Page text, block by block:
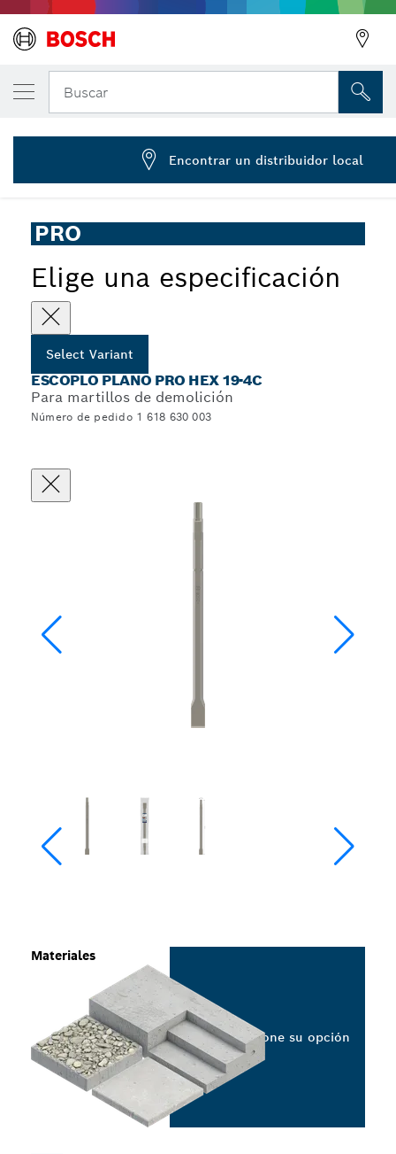
Buscar
... Cincel plano PRO Hex 19-4C, vástago con cuello volcado
PRO
Elige una especificación
Select Variant
ESCOPLO PLANO PRO HEX 19-4C
Para martillos de demolición
Número de pedido 1 618 630 003
Materiales
Seleccione su opción
Cincel plano PRO HEX 19-4C, 22 x 400 mm
1 618 630 003
Encontrar un distribuidor local